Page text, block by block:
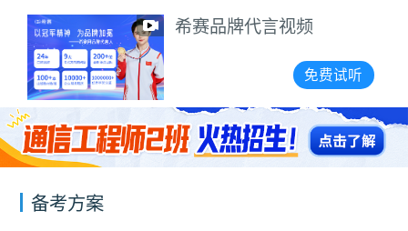
希赛品牌代言视频
免费试听
备考方案